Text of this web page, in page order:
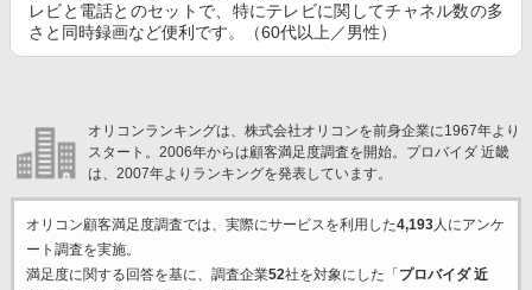
レビと電話とのセットで、特にテレビに関してチャネル数の多
さと同時録画など便利です。（60代以上／男性）
オリコンランキングは、株式会社オリコンを前身企業に1967年より
スタート。2006年からは顧客満足度調査を開始。プロバイダ 近畿
は、2007年よりランキングを発表しています。
オリコン顧客満足度調査では、実際にサービスを利用した4,193人にアンケ
ート調査を実施。
満足度に関する回答を基に、調査企業52社を対象にした「 プロバイダ 近